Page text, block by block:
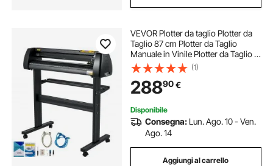
VEVOR Plotter da taglio Plotter da
Taglio 87 cm Plotter da Taglio
Manuale in Vinile Plotter da Taglio in
Vinile Macchina con Plotter
Signmaster Software Plotter
(1)
28890€
Disponibile
Consegna: Lun. Ago. 10 - Ven.
Ago. 14
Aggiungi al carrello